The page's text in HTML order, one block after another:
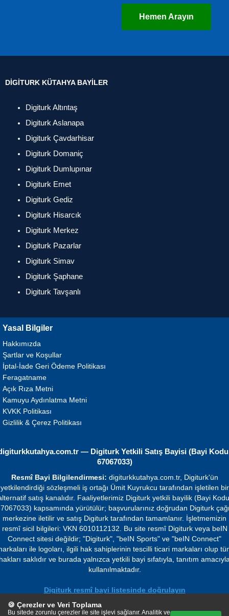
Hemen Arayın
DIGITURK KÜTAHYA BAYILER
Digiturk Altıntaş
Digiturk Aslanapa
Digiturk Çavdarhisar
Digiturk Domaniç
Digiturk Dumlupınar
Digiturk Emet
Digiturk Gediz
Digiturk Hisarcık
Digiturk Merkez
Digiturk Pazarlar
Digiturk Simav
Digiturk Şaphane
Digiturk Tavşanlı
Yasal Bilgiler
Hakkımızda
Şartlar ve Koşullar
İptal-İade Geri Ödeme Politikası
Feragatname
Açık Rıza Metni
Kamuyu Aydınlatma Metni
KVKK Politikası
Gizlilik & Çerez Politikası
— Digiturk Yetkili Satış Bayisi (Bayi
67067033)
Resmî Bayi Bilgilendirmesi: digiturkkutahya.com.tr, Digiturk'ün
yetkilendirdiği sözleşmeli iş ortağı Ümit Kuyrukcu tarafından işletilen bir
satış kanalıdır. Faaliyetlerimiz Digiturk yetkili bayilik (Bayi
kapsamında yürütülür; başvurularınız doğrudan Digiturk
merkezine iletilir ve satış Digiturk tarafından tamamlanır. İşletmemizin
resmî sicil bilgileri: VKN 6010112132. Bu site resmî Digiturk veya beIN
Connect sitesi değildir; "Digiturk", "beIN Sports" ve "beIN Connect"
ile logoları, ilgili hak sahiplerinin tescilli ticari markaları olup
saklıdır ve burada yalnızca yetkili bayi sıfatıyla, tanıtım
kullanılmaktadır.
Digiturk resmî bayi listesinde doğrulayın
© 2026 Ümit Kuyrukcu. Tüm hakları saklıdır.
🍪 Çerezler ve Veri Toplama
Bu sitede zorunlu çerezler ile site işlevi sağlanır. Analitik ve